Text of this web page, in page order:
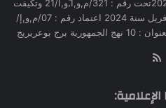
وزارة الاتصال بتاريخ:11أفريل سنة 2021تحت رقم : 321/م,و,ا,ّو,ا/21 وتكيفت
مع قانون الاعلام 2023 بتاريخ : 16افريل سنة 2024 اعتماد رقم : 07/م,و,إ/